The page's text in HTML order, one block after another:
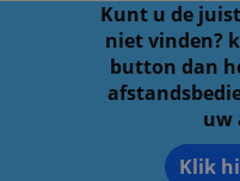
Kunt u de
niet vinden?
button dan
uw
Klik